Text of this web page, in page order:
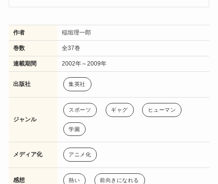
作者 稲垣理一郎
巻数 全37巻
連載期間 2002年～2009年
出版社 集英社
ジャンル
スポーツ ギャグ ヒューマン
学園
メディア化 アニメ化
感想 熱い 前向きになれる